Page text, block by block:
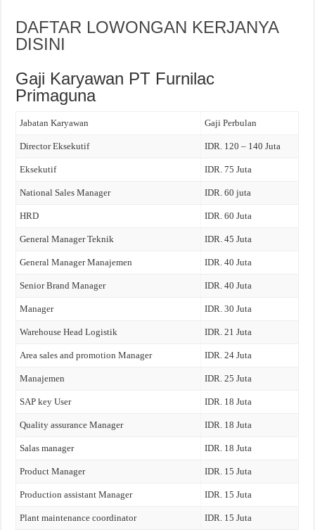
DAFTAR LOWONGAN KERJANYA
DISINI
Gaji Karyawan PT Furnilac
Primaguna
Jabatan Karyawan Gaji Perbulan
Director Eksekutif IDR. 120 – 140 Juta
Eksekutif IDR. 75 Juta
National Sales Manager IDR. 60 juta
HRD IDR. 60 Juta
General Manager Teknik IDR. 45 Juta
General Manager Manajemen IDR. 40 Juta
Senior Brand Manager IDR. 40 Juta
Manager IDR. 30 Juta
Warehouse Head Logistik IDR. 21 Juta
Area sales and promotion Manager IDR. 24 Juta
Manajemen IDR. 25 Juta
SAP key User IDR. 18 Juta
Quality assurance Manager IDR. 18 Juta
Salas manager IDR. 18 Juta
Product Manager IDR. 15 Juta
Production assistant Manager IDR. 15 Juta
Plant maintenance coordinator IDR. 15 Juta